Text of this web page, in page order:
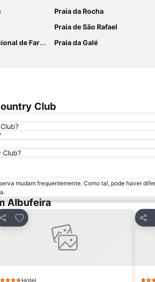
Praia da Rocha
Praia de São Rafael
- Gago Coutinho Praia da Galé
Club
Club?
mudam frequentemente. Como tal, pode haver
Albufeira
Partilhar
Adicionar aos favoritos
Hotel